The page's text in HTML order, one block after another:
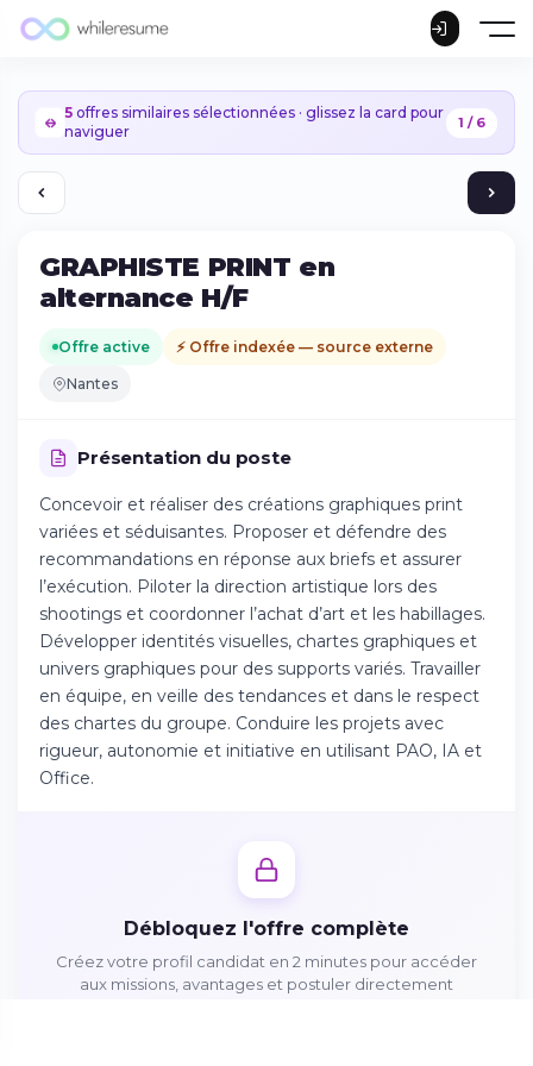
5 offres similaires sélectionnées · glissez la card pour
naviguer
1 / 6
GRAPHISTE PRINT en
alternance H/F
Offre active ⚡ Offre indexée — source externe
Nantes
Présentation du poste
Concevoir et réaliser des créations graphiques print
variées et séduisantes. Proposer et défendre des
recommandations en réponse aux briefs et assurer
l’exécution. Piloter la direction artistique lors des
shootings et coordonner l’achat d’art et les habillages.
Développer identités visuelles, chartes graphiques et
univers graphiques pour des supports variés. Travailler
en équipe, en veille des tendances et dans le respect
des chartes du groupe. Conduire les projets avec
rigueur, autonomie et initiative en utilisant PAO, IA et
Office.
Débloquez l'offre complète
Créez votre profil candidat en 2 minutes pour accéder
aux missions, avantages et postuler directement
Continuer sur iPhone
Téléchargez l'app sur l'App Store
Continuer sur Android
Téléchargez l'app sur Google Play